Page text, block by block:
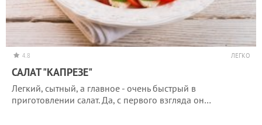
4.8 ЛЕГКО
САЛАТ "КАПРЕЗЕ"
Легкий, сытный, а главное - очень быстрый в
приготовлении салат. Да, с первого взгляда он…